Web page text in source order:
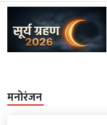
मनोरंजन